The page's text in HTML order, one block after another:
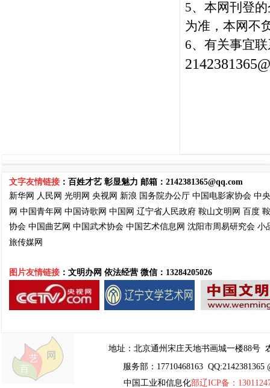
5、本网刊登
为准，本网不
6、有关事宜
文字友情链接 ：百姓才艺 彰显魅力 邮箱： 2142381365@qq.com
新华网 人民网 光明网 央视网 新浪 国务院办公厅 中国电影家协会 中
网 中国青年网 中国诗歌网 中国网 辽宁省人民政府 鞍山文明网 百度
协会 中国曲艺网 中国武术协会 中国艺术信息网 沈阳市周易研究会 小
旅传媒网
图片友情链接 ：文明办网 依法经营 微信：13284205026
地址： 北京通州宋庄天地书画城一楼88号
服务部：17710468163 QQ:2142381365
中国工业和信息化部辽ICP备：